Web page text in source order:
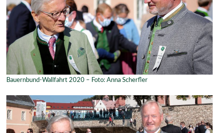
Bauernbund-Wallfahrt 2020 – Foto: Anna Scherfler